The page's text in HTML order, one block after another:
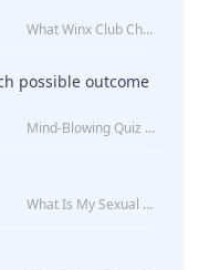
What Winx Club Character Are You?
possible outcome
Mind-Blowing Quiz Reveals: Will I Be Alone Forever?
What Is My Sexual Orientation: Uncovered